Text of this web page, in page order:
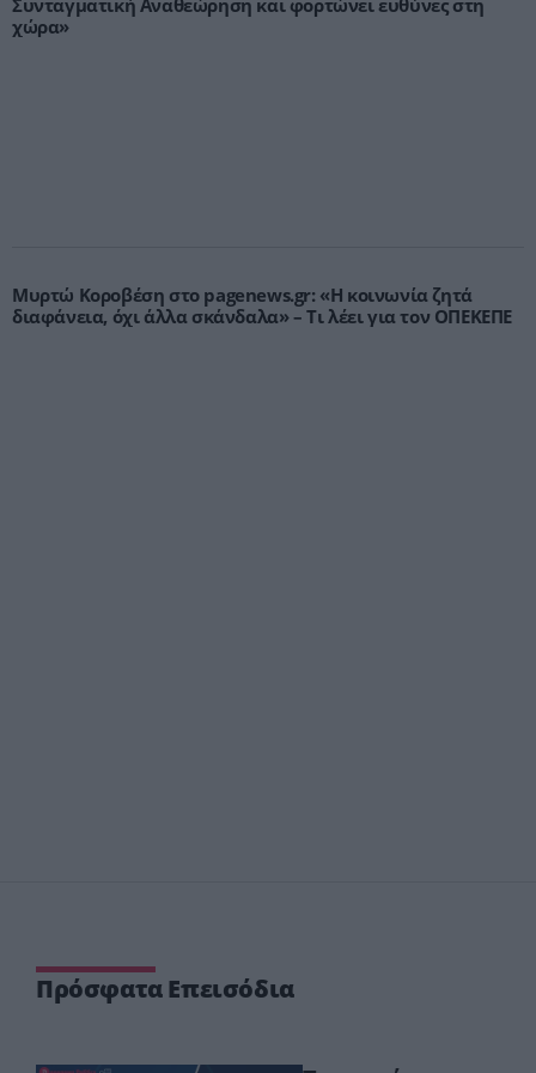
Συνταγματική Αναθεώρηση και φορτώνει ευθύνες στη
χώρα»
Μυρτώ Κοροβέση στο pagenews.gr: «Η κοινωνία ζητά
διαφάνεια, όχι άλλα σκάνδαλα» – Τι λέει για τον ΟΠΕΚΕΠΕ
Πρόσφατα Επεισόδια